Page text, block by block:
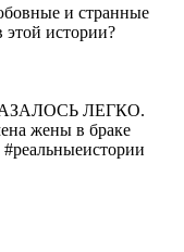
и странные
истории?
ЛЕГКО.
жены в браке